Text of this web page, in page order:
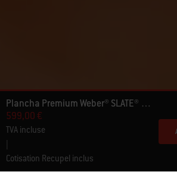
Plancha Premium Weber® SLATE® GP 56 cm
599,00 €
TVA incluse
Cotisation Recupel inclus
Témoignages d'autres